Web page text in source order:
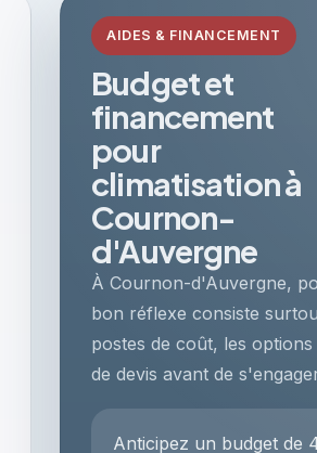
AIDES & FINANCEMENT
Budget et
financement
pour
climatisation à
Cournon-
d'Auvergne
À Cournon-d'Auvergne,
bon réflexe consiste
postes de coût, les
de devis avant de
Anticipez un budget de